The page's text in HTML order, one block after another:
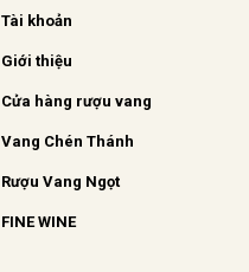
Tài khoản
Giới thiệu
Cửa hàng rượu vang
Vang Chén Thánh
Rượu Vang Ngọt
FINE WINE